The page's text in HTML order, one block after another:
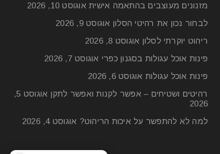
מזנונים מעוצבים בהתאמה אישית אוגוסט 10, 2026
לבחור נכון את רהיטי הסלון אוגוסט 9, 2026
ריהוט יוקרתי לסלון אוגוסט 8, 2026
פינות אוכל עגולות בסגנון כפרי אוגוסט 7, 2026
פינות אוכל עגולות אוגוסט 6, 2026
רהיטים ושטיחים – אפשר לקנות ואפשר לתקן
אוגוסט 5,
2026
למה לא להתפשר על איכות הריהוט? אוגוסט 4, 2026